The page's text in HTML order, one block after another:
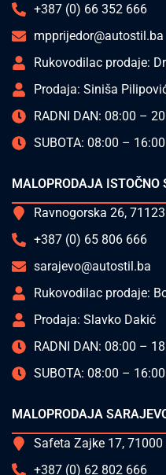
+387 (0) 66 352 666
mpprijedor@autostil.ba
Rukovodilac prodaje:
Prodaja: Siniša
RADNI DAN: 08:00 –
SUBOTA: 08:00 – 16:00
MALOPRODAJA ISTOČNO
Ravnogorska 26,
+387 (0) 65 806 666
sarajevo@autostil.ba
Rukovodilac prodaje:
Prodaja: Slavko Dakić
RADNI DAN: 08:00 –
SUBOTA: 08:00 – 16:00
MALOPRODAJA
Safeta Zajke 17, 71000
+387 (0) 62 802 666